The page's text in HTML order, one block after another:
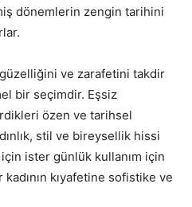
dönemlerin zengin tarihini
ve zarafetini takdir
bir seçimdir. Eşsiz
özen ve tarihsel
stil ve bireysellik hissi
ister günlük kullanım için
kıyafetine sofistike ve